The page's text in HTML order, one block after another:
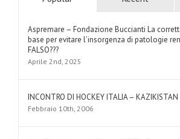
Aspremare – Fondazione Buccianti La
base per evitare l’insorgenza di patologie
FALSO???
Aprile 2nd, 2025
INCONTRO DI HOCKEY ITALIA – KAZIKISTAN
Febbraio 10th, 2006